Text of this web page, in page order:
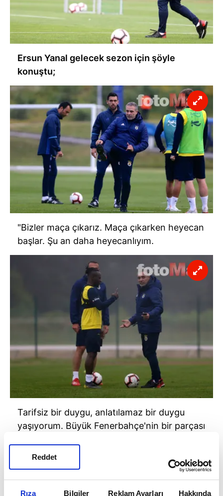
Rıza Bilgiler Reklam Ayarları Hakkında
Reddet
Ersun Yanal gelecek sezon için şöyle
konuştu;
"Bizler maça çıkarız. Maça çıkarken heyecan
başlar. Şu an daha heyecanlıyım.
Tarifsiz bir duygu, anlatılamaz bir duygu
yaşıyorum. Büyük Fenerbahçe'nin bir parçası
bir sevinç.